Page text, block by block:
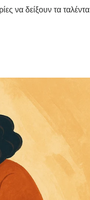
να δείξουν τα ταλέντα